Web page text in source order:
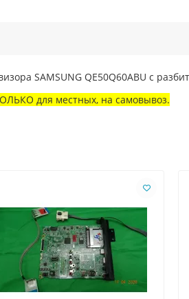
SAMSUNG QE50Q60ABU с
для местных, на самовывоз.